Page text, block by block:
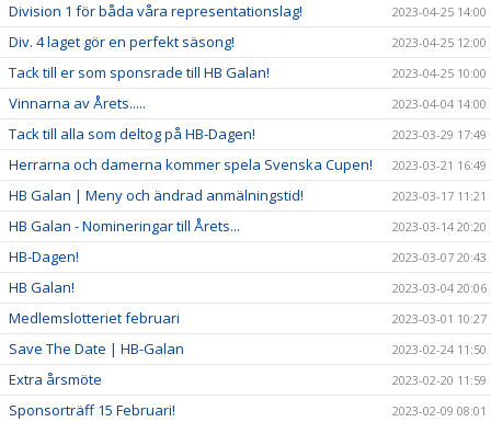
Division 1 för båda våra representationslag! 2023-04-25 14:00
Div. 4 laget gör en perfekt säsong! 2023-04-25 12:00
Tack till er som sponsrade till HB Galan! 2023-04-25 10:00
Vinnarna av Årets..... 2023-04-04 14:00
Tack till alla som deltog på HB-Dagen! 2023-03-29 17:49
Herrarna och damerna kommer spela Svenska Cupen! 2023-03-21 16:49
HB Galan | Meny och ändrad anmälningstid! 2023-03-17 11:21
HB Galan - Nomineringar till Årets... 2023-03-14 20:20
HB-Dagen! 2023-03-07 20:43
HB Galan! 2023-03-04 20:06
Medlemslotteriet februari 2023-03-01 10:27
Save The Date | HB-Galan 2023-02-24 11:50
Extra årsmöte 2023-02-20 11:59
Sponsorträff 15 Februari! 2023-02-09 08:01